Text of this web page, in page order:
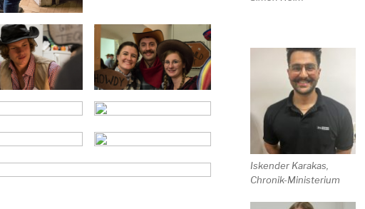
Iskender Karakas,
Chronik-Ministerium